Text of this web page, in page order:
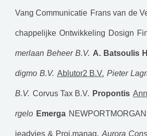
Vang Communicatie Frans van de
chappelijke Ontwikkeling Dosign
merlaan Beheer B.V. A. Batsoulis
digmo B.V. Ablutor2 B.V. Pieter
B.V. Corvus Tax B.V. Propontis
rgelo Emerga NEWPORTMORGAN
ieadvies & Proj.manag. Aurora